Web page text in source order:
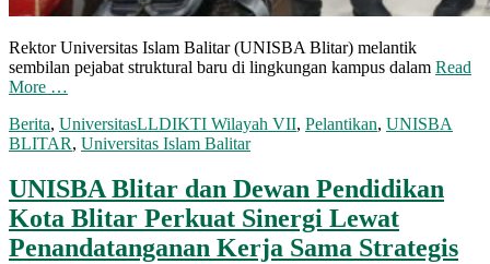
Rektor Universitas Islam Balitar (UNISBA Blitar) melantik
sembilan pejabat struktural baru di lingkungan kampus dalam Read
More …
Berita, UniversitasLLDIKTI Wilayah VII, Pelantikan, UNISBA
BLITAR, Universitas Islam Balitar
UNISBA Blitar dan Dewan Pendidikan
Kota Blitar Perkuat Sinergi Lewat
Penandatanganan Kerja Sama Strategis